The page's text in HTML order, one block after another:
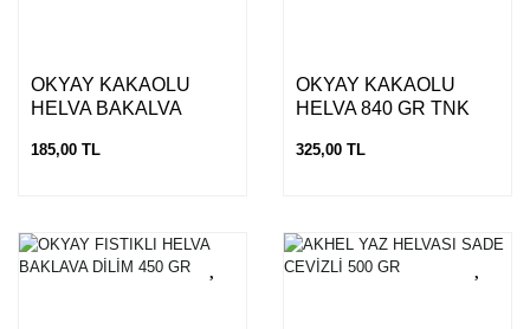
OKYAY KAKAOLU
HELVA BAKALVA
185,00 TL
OKYAY KAKAOLU
HELVA 840 GR TNK
325,00 TL